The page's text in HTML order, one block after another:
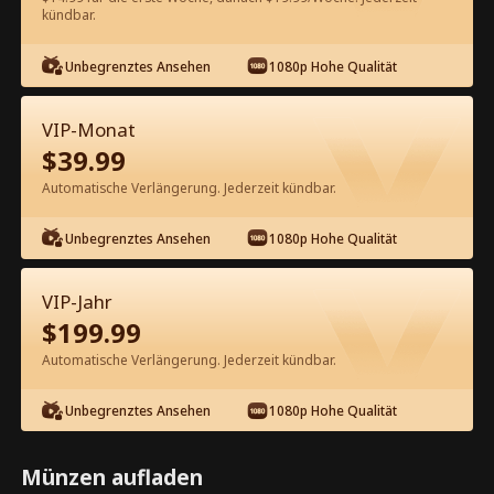
60 Jetzt entsperren
Kostenlos in der App ansehen
Episode 44 - Das starke Comeback
des Elite-Erben Kompletter Film
0-49 50-53
44 45 46 47 48
kündbar.
Unbegrenztes Ansehen 1080p Hohe Qualität
VIP-Monat
$39.99
Automatische Verlängerung. Jederzeit kündbar.
Unbegrenztes Ansehen 1080p Hohe Qualität
VIP-Jahr
$199.99
Automatische Verlängerung. Jederzeit kündbar.
Unbegrenztes Ansehen 1080p Hohe Qualität
Münzen aufladen